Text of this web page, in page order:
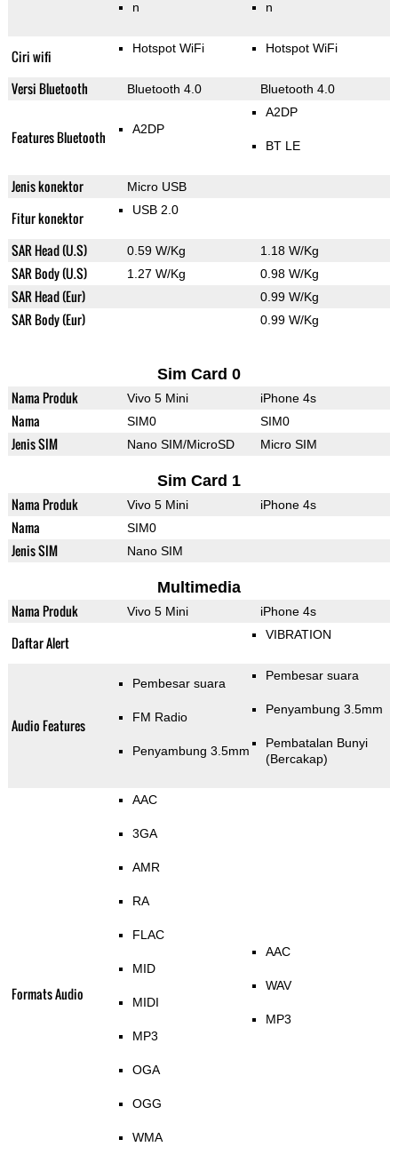
n n
Ciri wifi Hotspot WiFi Hotspot WiFi
Versi Bluetooth Bluetooth 4.0 Bluetooth 4.0
Features Bluetooth A2DP
A2DP
BT LE
Jenis konektor Micro USB
Fitur konektor USB 2.0
SAR Head (U.S) 0.59 W/Kg 1.18 W/Kg
SAR Body (U.S) 1.27 W/Kg 0.98 W/Kg
SAR Head (Eur) 0.99 W/Kg
SAR Body (Eur) 0.99 W/Kg
Sim Card 0
Nama Produk Vivo 5 Mini iPhone 4s
Nama SIM0 SIM0
Jenis SIM Nano SIM/MicroSD Micro SIM
Sim Card 1
Nama Produk Vivo 5 Mini iPhone 4s
Nama SIM0
Jenis SIM Nano SIM
Multimedia
Nama Produk Vivo 5 Mini iPhone 4s
Daftar Alert VIBRATION
Audio Features
Pembesar suara
FM Radio
Penyambung 3.5mm
Pembesar suara
Penyambung 3.5mm
Pembatalan Bunyi
(Bercakap)
Formats Audio
AAC
3GA
AMR
RA
FLAC
MID
MIDI
MP3
OGA
OGG
WMA
AAC
WAV
MP3